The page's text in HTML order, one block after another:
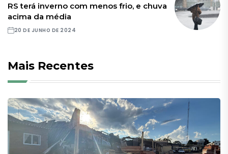
RS terá inverno com menos frio, e chuva
acima da média
20 DE JUNHO DE 2024
Mais Recentes